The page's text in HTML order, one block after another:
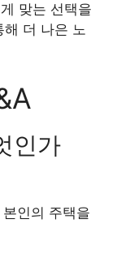
맞는 선택을
해 더 나은 노
인가
인의 주택을